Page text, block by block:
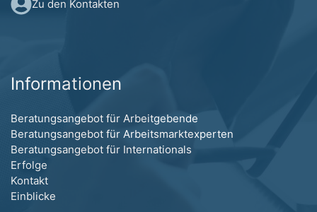
Zu den Kontakten
Informationen
Beratungsangebot für Arbeitgebende
Beratungsangebot für Arbeitsmarktexperten
Beratungsangebot für Internationals
Erfolge
Kontakt
Einblicke